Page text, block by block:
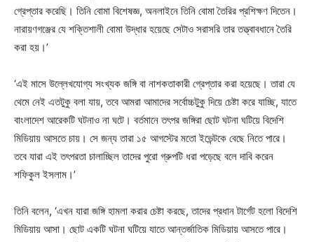
গ্রেপ্তার করেছি। তিনি বোমা বিশেষজ্ঞ, অনলাইনে তিনি বোমা তৈরির প্রশিক্ষণ দিতেন।
নারায়ণগঞ্জের যে শক্তিশালী বোমা উদ্ধার হয়েছে সেটাও সরাসরি তার তত্ত্বাবধানে তৈরি
করা হয়।’
‘এই মাসে উল্লেখযোগ্য সংখ্যক জঙ্গি বা নাশকতাকারী গ্রেপ্তার করা হয়েছে। তারা যে
থেমে নেই এতটুকু বলা যায়, তবে আমরা আমাদের সর্বোচ্চটুকু দিয়ে চেষ্টা করে যাচ্ছি, যাতে
বাংলাদেশ আরেকটি ঘটনাও না ঘটে। বর্তমানে তৎপর জঙ্গিরা ছোট ঘটনা ঘটিয়ে বিদেশি
মিডিয়ায় আসতে চায়। সে জন্য তারা ১৫ আগস্টের মতো ইভেন্টকে বেছে নিতে পারে।
তবে যারা এই তৎপরতা চালাচ্ছিল তাদের পুরো গ্রুপটি ধরা পড়েছে বলে দাবি করেন
শফিকুল ইসলাম।’
তিনি বলেন, ‘এখন যারা জঙ্গি হামলা করার চেষ্টা করছে, তাদের প্রধান টার্গেট হলো বিদেশি
মিডিয়ায় আসা। ছোট একটি ঘটনা ঘটিয়ে যাতে আন্তর্জাতিক মিডিয়ায় আসতে পারে।